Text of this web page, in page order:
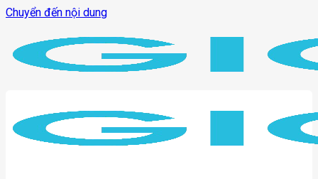
Chuyển đến nội dung